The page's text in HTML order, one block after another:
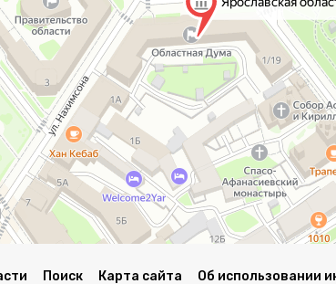
Поиск Карта сайта Об использовании